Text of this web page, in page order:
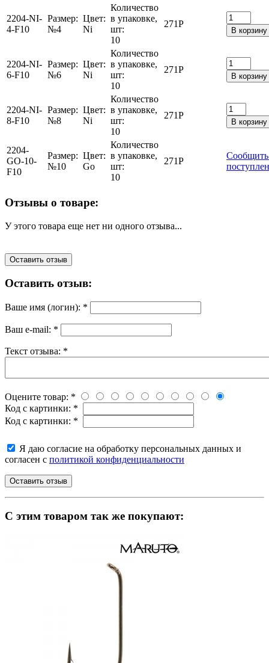
2204-NI-
4-F10
Размер:
№4
Цвет:
Ni
Количество
в упаковке,
шт:
10
271Р
В корзину
2204-NI-
6-F10
Размер:
№6
Цвет:
Ni
Количество
в упаковке,
шт:
10
271Р
В корзину
2204-NI-
8-F10
Размер:
№8
Цвет:
Ni
Количество
в упаковке,
шт:
10
271Р
В корзину
2204-
GO-10-
F10
Размер:
№10
Цвет:
Go
Количество
в упаковке,
шт:
10
271Р
Отзывы о товаре:
У этого товара еще нет ни одного отзыва...
Оставить отзыв
Оставить отзыв:
Ваше имя (логин): *
Ваш e-mail: *
Текст отзыва: *
Оцените товар: *
Код с картинки: *
Код с картинки: *
Я даю согласие на обработку персональных данных и
согласен с политикой конфиденциальности
C этим товаром так же покупают: